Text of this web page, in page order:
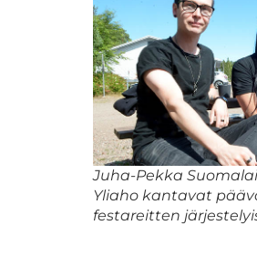
Juha-Pekka
Yliaho kantavat
festareitten